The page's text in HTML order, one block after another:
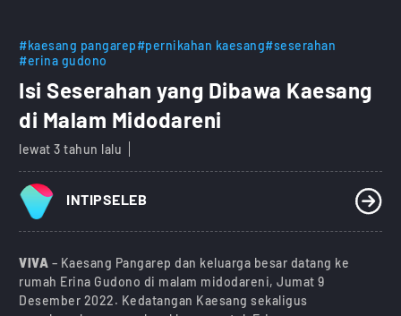
#kaesang pangarep#pernikahan kaesang#seserahan
#erina gudono
Isi Seserahan yang Dibawa Kaesang
di Malam Midodareni
lewat 3 tahun lalu
INTIPSELEB
VIVA – Kaesang Pangarep dan keluarga besar datang ke
rumah Erina Gudono di malam midodareni, Jumat 9
Desember 2022. Kedatangan Kaesang sekaligus